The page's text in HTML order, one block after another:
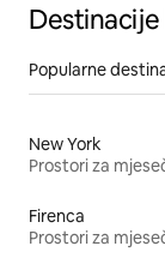
Popularne
New York
Prostori za
Firenca
Prostori za